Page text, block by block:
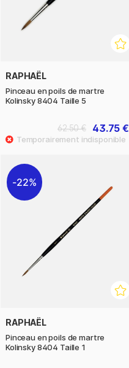
RAPHAËL
Pinceau en poils de martre
Kolinsky 8404 Taille 5
43.75 €
62.50 €
22%
RAPHAËL
Pinceau en poils de martre
Kolinsky 8404 Taille 1